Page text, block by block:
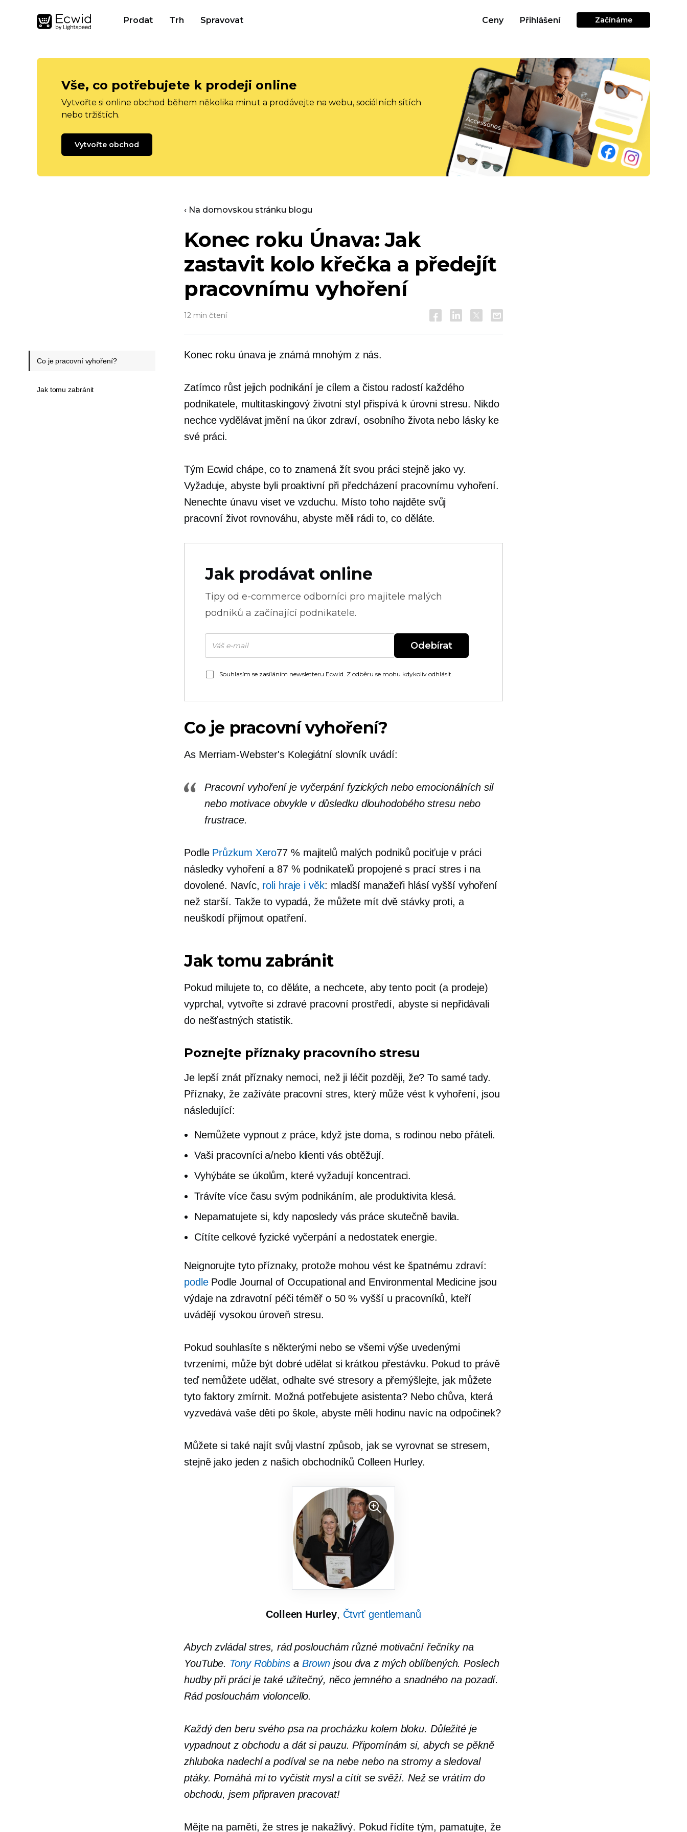
Prodat Trh Spravovat Ceny Přihlášení Začínáme
Vše, co potřebujete k prodeji online
Vytvořte si online obchod během několika minut a prodávejte na webu, sociálních sítích
nebo tržištích.
Vytvořte obchod
‹ Na domovskou stránku blogu
Konec roku Únava: Jak
zastavit kolo křečka a předejít
pracovnímu vyhoření
12 min čtení
Konec roku únava je známá mnohým z nás.
Zatímco růst jejich podnikání je cílem a čistou radostí každého
podnikatele, multitaskingový životní styl přispívá k úrovni stresu. Nikdo
nechce vydělávat jmění na úkor zdraví, osobního života nebo lásky ke
své práci.
Tým Ecwid chápe, co to znamená žít svou práci stejně jako vy.
Vyžaduje, abyste byli proaktivní při předcházení pracovnímu vyhoření.
Nenechte únavu viset ve vzduchu. Místo toho najděte svůj
pracovní životrovnováhu, abyste měli rádi to, co děláte.
Jak prodávat online
Tipy od e-commerce odborníci pro majitele malých
podniků a začínající podnikatele.
Odebírat
Souhlasím se zasíláním newsletteru Ecwid. Z odběru se mohu kdykoliv odhlásit.
Co je pracovní vyhoření?
As Merriam-Webster's Kolegiátní slovník uvádí:
Pracovní vyhoření je vyčerpání fyzických nebo emocionálních sil
nebo motivace obvykle v důsledku dlouhodobého stresu nebo
frustrace.
Podle Průzkum Xero77 % majitelů malých podniků pociťuje v práci
následky vyhoření a 87 % podnikatelů propojené s pracístres i na
dovolené. Navíc, roli hraje i věk: mladší manažeři hlásí vyšší vyhoření
než starší. Takže to vypadá, že můžete mít dvě stávky proti, a
neuškodí přijmout opatření.
Jak tomu zabránit
Pokud milujete to, co děláte, a nechcete, aby tento pocit (a prodeje)
vyprchal, vytvořte si zdravé pracovní prostředí, abyste si nepřidávali
do nešťastných statistik.
Poznejte příznaky pracovního stresu
Je lepší znát příznaky nemoci, než ji léčit později, že? To samé tady.
Příznaky, že zažíváte pracovní stres, který může vést k vyhoření, jsou
následující:
Nemůžete vypnout z práce, když jste doma, s rodinou nebo přáteli.
Vaši pracovníci a/nebo klienti vás obtěžují.
Vyhýbáte se úkolům, které vyžadují koncentraci.
Trávíte více času svým podnikáním, ale produktivita klesá.
Nepamatujete si, kdy naposledy vás práce skutečně bavila.
Cítíte celkové fyzické vyčerpání a nedostatek energie.
Neignorujte tyto příznaky, protože mohou vést ke špatnému zdraví:
podlePodle Journal of Occupational and Environmental Medicine jsou
výdaje na zdravotní péči téměř o 50 % vyšší u pracovníků, kteří
uvádějí vysokou úroveň stresu.
Pokud souhlasíte s některými nebo se všemi výše uvedenými
tvrzeními, může být dobré udělat si krátkou přestávku. Pokud to právě
teď nemůžete udělat, odhalte své stresory a přemýšlejte, jak můžete
tyto faktory zmírnit. Možná potřebujete asistenta? Nebo chůva, která
vyzvedává vaše děti po škole, abyste měli hodinu navíc na odpočinek?
Můžete si také najít svůj vlastní způsob, jak se vyrovnat se stresem,
stejně jako jeden z našich obchodníků Colleen Hurley.
Colleen Hurley, Čtvrť gentlemanů
Abych zvládal stres, rád poslouchám různé motivační řečníky na
YouTube. Tony Robbinsa Brown jsou dva z mých oblíbených. Poslech
hudby při práci je také užitečný, něco jemného a snadného na pozadí.
Rád poslouchám violoncello.
Každý den beru svého psa na procházku kolem bloku. Důležité je
vypadnout z obchodu a dát si pauzu. Připomínám si, abych se pěkně
zhluboka nadechl a podíval se na nebe nebo na stromy a sledoval
ptáky. Pomáhá mi to vyčistit mysl a cítit se svěží. Než se vrátím do
obchodu, jsem připraven pracovat!
Mějte na paměti, že stres je nakažlivý. Pokud řídíte tým, pamatujte, že
Co je pracovní vyhoření?
Jak tomu zabránit